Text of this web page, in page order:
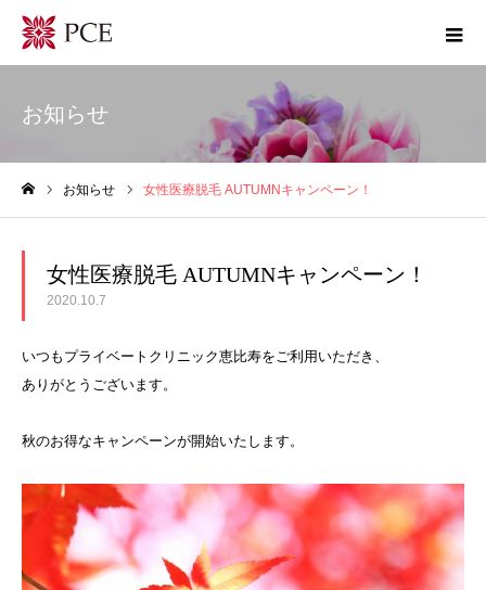
お知らせ
お知らせ 女性医療脱毛 AUTUMNキャンペーン！
女性医療脱毛 AUTUMNキャンペーン！
2020.10.7
いつもプライベートクリニック恵比寿をご利用いただき、
ありがとうございます。
秋のお得なキャンペーンが開始いたします。